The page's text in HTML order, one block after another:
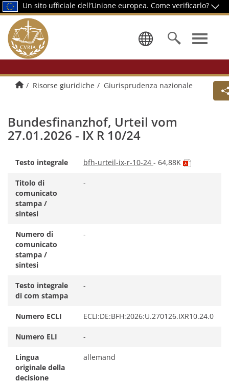
Un sito ufficiale dell’Unione europea. Come verificarlo?
Pagina di presentazione
Risorse giuridiche Giurisprudenza nazionale
Bundesfinanzhof, Urteil vom
27.01.2026 - IX R 10/24
Testo integrale bfh-urteil-ix-r-10-24 - 64,88K
(il
Titolo di
comunicato
stampa /
sintesi
-
Numero di
comunicato
stampa /
sintesi
-
Testo integrale
di com stampa
-
Numero ECLI ECLI:DE:BFH:2026:U.270126.IXR10.24.0
Numero ELI -
Lingua
originale della
decisione
allemand